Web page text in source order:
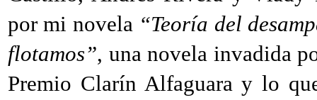
por mi novela “Teoría del
flotamos”, una novela invadida
Premio Clarín Alfaguara y lo